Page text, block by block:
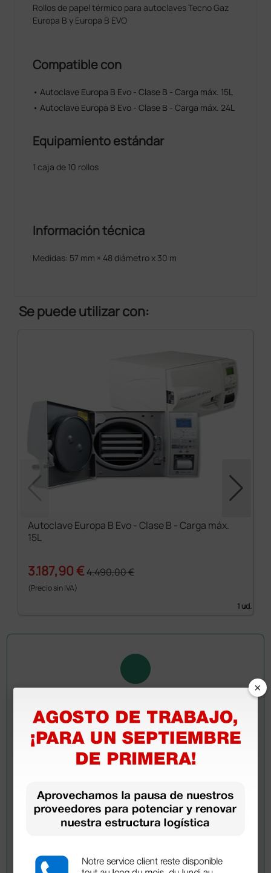
Rollos de papel térmico para autoclaves Tecno Gaz
Europa B y Europa B EVO
Compatible con
• Autoclave Europa B Evo - Clase B - Carga máx. 15L
• Autoclave Europa B Evo - Clase B - Carga máx. 24L
Equipamiento estándar
1 caja de 10 rollos
Información técnica
Medidas: 57 mm × 48 diámetro x 30 m
Se puede utilizar con:
Autoclave Europa B Evo - Clase B - Carga máx.
15L
3.187,90 €4.490,00 €
(Precio sin IVA)
1 ud.
Pregúntale a un colega
¿Todavía tienes alguna duda? ¿Necesitas más
Envía ahora mismo tu pregunta a los colegas que ya
han adquirido este producto.
×